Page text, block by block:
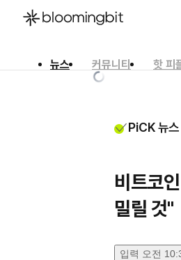
뉴스 커뮤니티 핫 피
PiCK 뉴스
비트코
밀릴 것"
입력 오전